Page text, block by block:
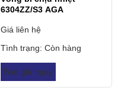
6304ZZ/S3 AGA
Giá liên hệ
Tình trạng: Còn hàng
Báo giá ngay